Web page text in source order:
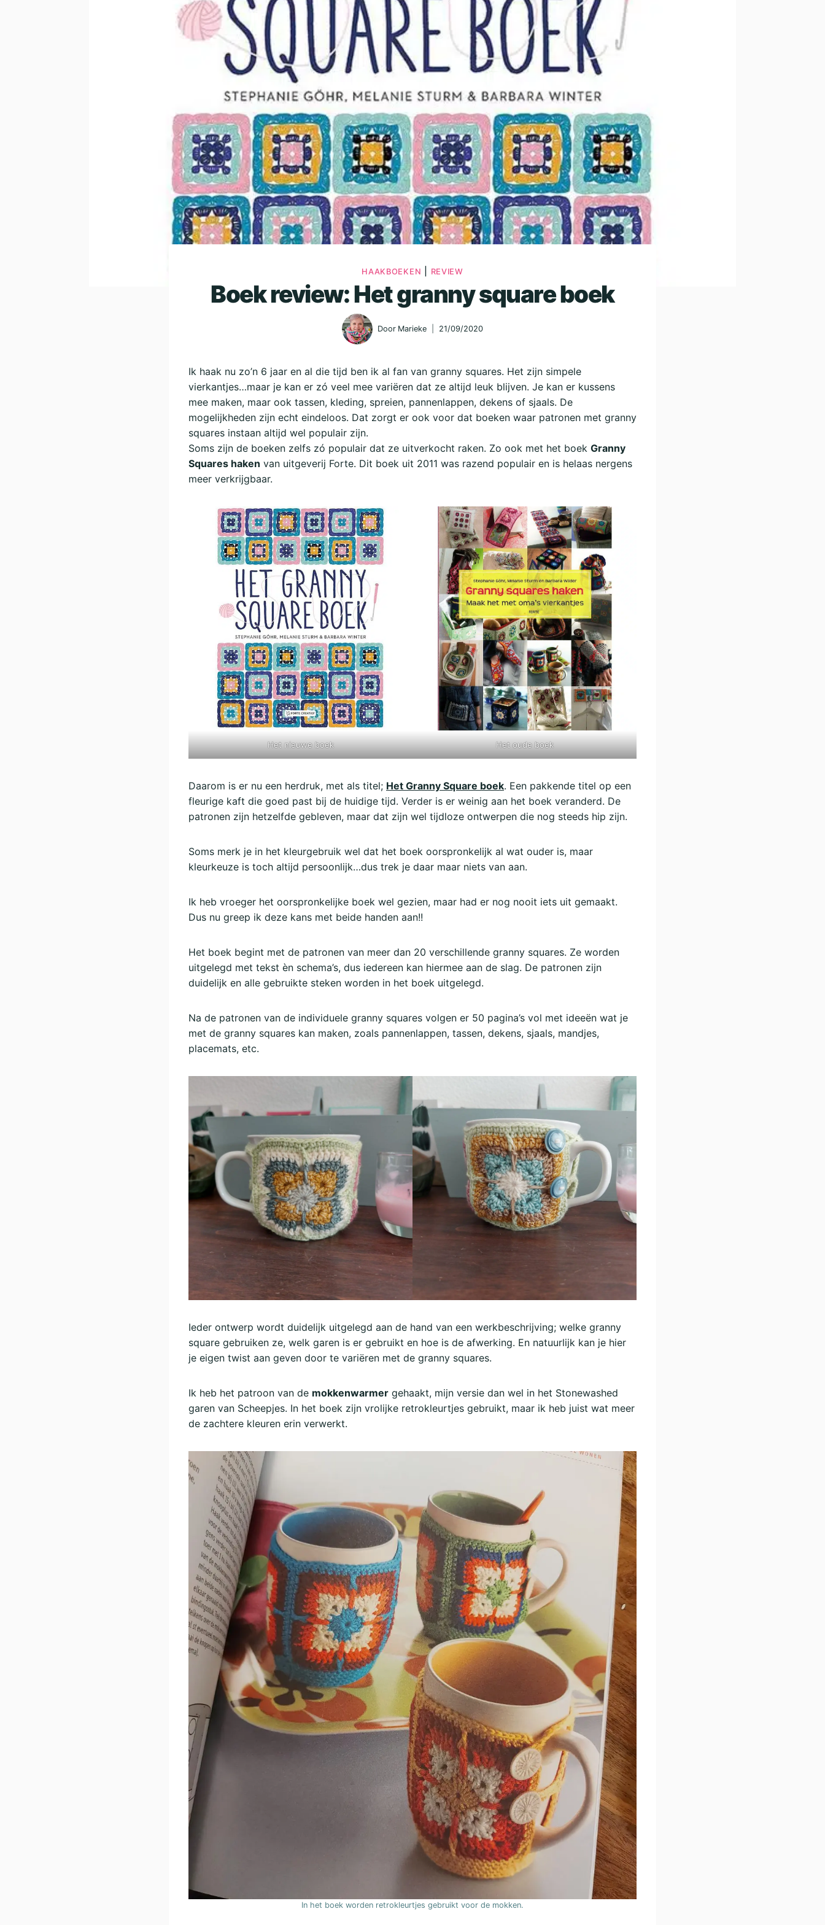
HAAKBOEKEN REVIEW
Boek review: Het granny square boek
Door Marieke 21/09/2020
Ik haak nu zo’n 6 jaar en al die tijd ben ik al fan van granny squares. Het zijn simpele
vierkantjes…maar je kan er zó veel mee variëren dat ze altijd leuk blijven. Je kan er kussens
mee maken, maar ook tassen, kleding, spreien, pannenlappen, dekens of sjaals. De
mogelijkheden zijn echt eindeloos. Dat zorgt er ook voor dat boeken waar patronen met granny
squares instaan altijd wel populair zijn.
Soms zijn de boeken zelfs zó populair dat ze uitverkocht raken. Zo ook met het boek Granny
Squares haken van uitgeverij Forte. Dit boek uit 2011 was razend populair en is helaas nergens
meer verkrijgbaar.
Het nieuwe boek Het oude boek
Daarom is er nu een herdruk, met als titel; Het Granny Square boek. Een pakkende titel op een
fleurige kaft die goed past bij de huidige tijd. Verder is er weinig aan het boek veranderd. De
patronen zijn hetzelfde gebleven, maar dat zijn wel tijdloze ontwerpen die nog steeds hip zijn.
Soms merk je in het kleurgebruik wel dat het boek oorspronkelijk al wat ouder is, maar
kleurkeuze is toch altijd persoonlijk…dus trek je daar maar niets van aan.
Ik heb vroeger het oorspronkelijke boek wel gezien, maar had er nog nooit iets uit gemaakt.
Dus nu greep ik deze kans met beide handen aan!!
Het boek begint met de patronen van meer dan 20 verschillende granny squares. Ze worden
uitgelegd met tekst èn schema’s, dus iedereen kan hiermee aan de slag. De patronen zijn
duidelijk en alle gebruikte steken worden in het boek uitgelegd.
Na de patronen van de individuele granny squares volgen er 50 pagina’s vol met ideeën wat je
met de granny squares kan maken, zoals pannenlappen, tassen, dekens, sjaals, mandjes,
placemats, etc.
Ieder ontwerp wordt duidelijk uitgelegd aan de hand van een werkbeschrijving; welke granny
square gebruiken ze, welk garen is er gebruikt en hoe is de afwerking. En natuurlijk kan je hier
je eigen twist aan geven door te variëren met de granny squares.
Ik heb het patroon van de mokkenwarmer gehaakt, mijn versie dan wel in het Stonewashed
garen van Scheepjes. In het boek zijn vrolijke retrokleurtjes gebruikt, maar ik heb juist wat meer
de zachtere kleuren erin verwerkt.
In het boek worden retrokleurtjes gebruikt voor de mokken.